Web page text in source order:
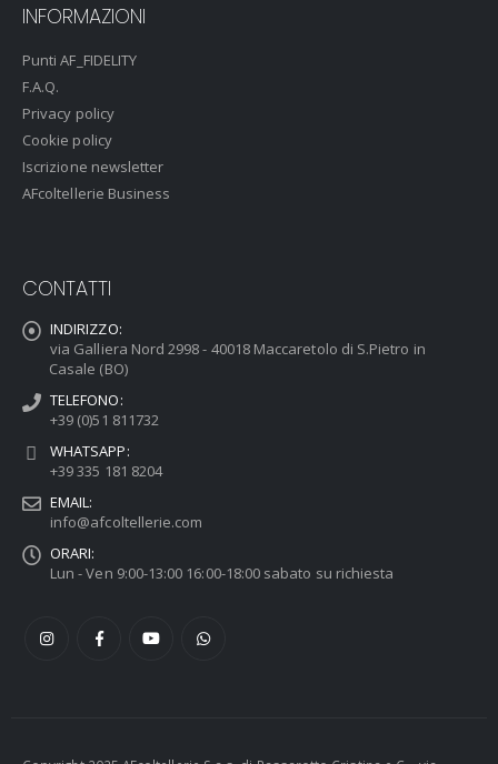
INFORMAZIONI
Punti AF_FIDELITY
F.A.Q.
Privacy policy
Cookie policy
Iscrizione newsletter
AFcoltellerie Business
CONTATTI
INDIRIZZO:
via Galliera Nord 2998 - 40018 Maccaretolo di S.Pietro in
Casale (BO)
TELEFONO:
+39 (0)51 811732
WHATSAPP:
+39 335 181 8204
EMAIL:
info@afcoltellerie.com
ORARI:
Lun - Ven 9:00-13:00 16:00-18:00 sabato su richiesta